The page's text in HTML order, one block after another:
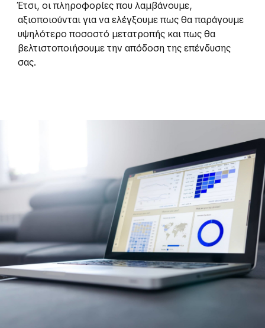
Έτσι, οι πληροφορίες που λαμβάνουμε,
αξιοποιούνται για να ελέγξουμε πως θα παράγουμε
υψηλότερο ποσοστό μετατροπής και πως θα
βελτιστοποιήσουμε την απόδοση της επένδυσης
σας.